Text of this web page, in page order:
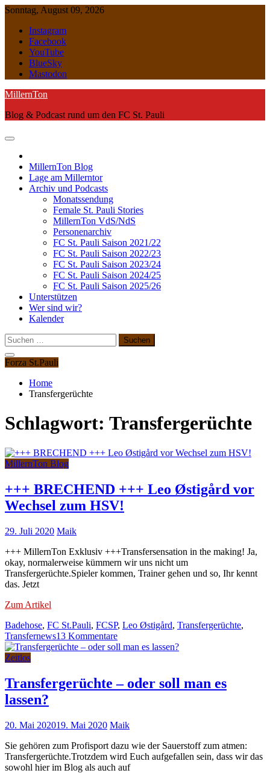
Skip
content
Sonntag, August 09, 2026
Instagram
Facebook
YouTube
BlueSky
Mastodon
MillernTon
Blog & Podcast rund um den FC St. Pauli
MillernTon Blog
Lage am Millerntor
Archiv und Podcasts
Monatssendung
Female St. Pauli Stories
MillernTon VdS/NdS
Personenarchiv
FC St. Pauli Saison 2021/22
FC St. Pauli Saison 2022/23
FC St. Pauli Saison 2023/24
FC St. Pauli Saison 2024/25
FC St. Pauli Saison 2025/26
Unterstützen
Wer sind wir?
Kalender
Suchen
nach:
Forza St.Pauli
Home
Transfergerüchte
Schlagwort: Transfergerüchte
MillernTon Blog
+++ BRECHEND +++ Leo Østigård vor
Wechsel zum HSV!
29. Juli 2020 Maik
+++ MillernTon Exklusiv +++Transfersensation in the making! Ja,
okay, normalerweise kümmern wir uns nicht um
Transfergerüchte.Spieler kommen, Trainer gehen und so, Ihr kennt
das. Jetzt
Zum Artikel
Badehose, FC St.Pauli, FCSP, Leo Østigård, Transfergerüchte,
Transfernews13 Kommentarezu
+++
Østigård
zum
HSV!
Zeitlos
Transfergerüchte – oder soll man es
lassen?
20. Mai 202019. Mai 2020 Maik
Sie gehören zum Profisport dazu wie der Sauerstoff zum atmen:
Transfergerüchte.Trotzdem wird Euch aufgefallen sein, dass wir das
sowohl hier im Blog als auch auf